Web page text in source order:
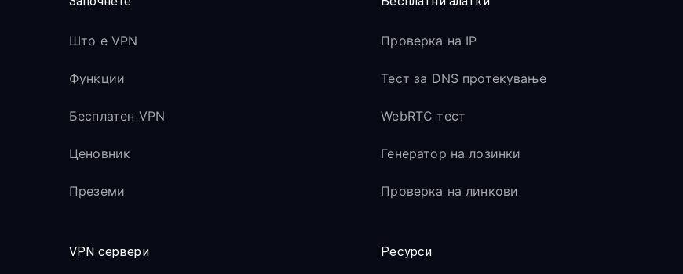
Што е VPN
Функции
Бесплатен VPN
Ценовник
Преземи
Проверка на IP
Тест за DNS протекување
WebRTC тест
Генератор на лозинки
Проверка на линкови
VPN сервери Ресурси